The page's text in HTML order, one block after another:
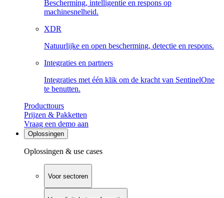
Bescherming, intelligentie en respons op
machinesnelheid.
XDR
Natuurlijke en open bescherming, detectie en respons.
Integraties en partners
Integraties met één klik om de kracht van SentinelOne
te benutten.
Producttours
Prijzen & Pakketten
Vraag een demo aan
Oplossingen
Oplossingen & use cases
Voor sectoren